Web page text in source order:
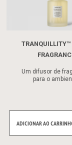
TRANQUILLITY™
Um difusor de
para o
ADICIONAR AO